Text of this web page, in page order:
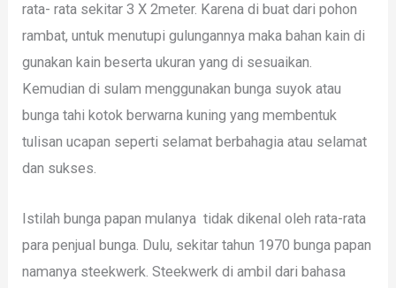
rata- rata sekitar 3 X 2meter. Karena di buat dari pohon
rambat, untuk menutupi gulungannya maka bahan kain di
gunakan kain beserta ukuran yang di sesuaikan.
Kemudian di sulam menggunakan bunga suyok atau
bunga tahi kotok berwarna kuning yang membentuk
tulisan ucapan seperti selamat berbahagia atau selamat
dan sukses.
Istilah bunga papan mulanya tidak dikenal oleh rata-rata
para penjual bunga. Dulu, sekitar tahun 1970 bunga papan
namanya steekwerk. Steekwerk di ambil dari bahasa